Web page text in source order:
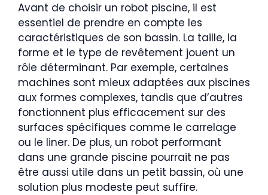
Avant de choisir un robot piscine, il est
essentiel de prendre en compte les
caractéristiques de son bassin. La taille, la
forme et le type de revêtement jouent un
rôle déterminant. Par exemple, certaines
machines sont mieux adaptées aux piscines
aux formes complexes, tandis que d’autres
fonctionnent plus efficacement sur des
surfaces spécifiques comme le carrelage
ou le liner. De plus, un robot performant
dans une grande piscine pourrait ne pas
être aussi utile dans un petit bassin, où une
solution plus modeste peut suffire.